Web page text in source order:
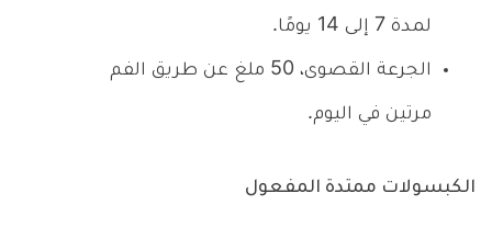
لمدة 7 إلى 14 يومًا.
الجرعة القصوى، 50 ملغ عن طريق الفم
مرتين في اليوم.
الكبسولات ممتدة المفعول